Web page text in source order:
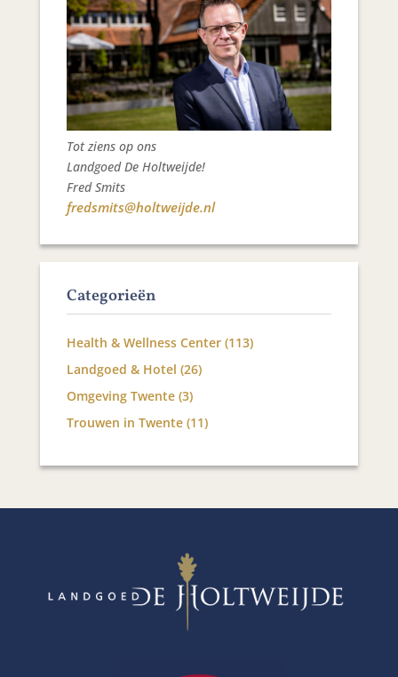
Tot ziens op ons
Landgoed De Holtweijde!
Fred Smits
fredsmits@holtweijde.nl
Categorieën
Health & Wellness Center(113)
Landgoed & Hotel (26)
Omgeving Twente(3)
Trouwen in Twente(11)